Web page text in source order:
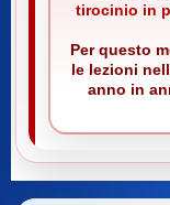
tirocinio in
Per questo
le lezioni
anno in